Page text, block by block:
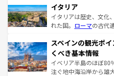
イタリア
イタリアは歴史、文化
れた国。 ローマの古代
ろん、トスカーナの美
景など、自然景観も見
ピザやパスタなど、絶
できる。朝目覚めてか
スペインの観光ポ
くべき基本情報
イベリア半島のほぼ80
注ぐ地中海沿岸から雄